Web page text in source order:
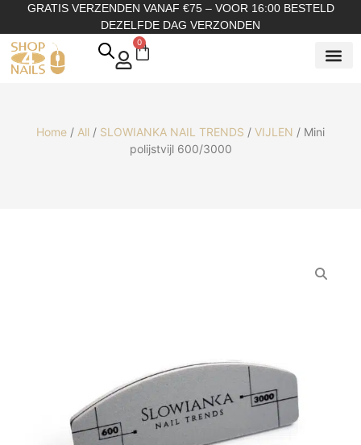
GRATIS VERZENDEN VANAF €75 – VOOR 16:00 BESTELD
DEZELFDE DAG VERZONDEN
0
Home / All / SLOWIANKA NAIL TRENDS / VIJLEN / Mini
polijstvijl 600/3000